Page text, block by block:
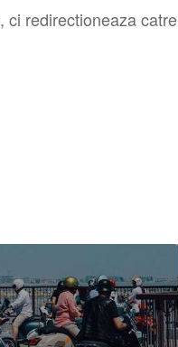
ci redirectioneaza catre